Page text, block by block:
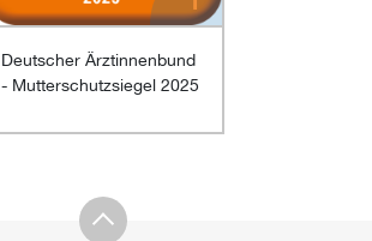
Deutscher Ärztinnenbund
- Mutterschutzsiegel 2025